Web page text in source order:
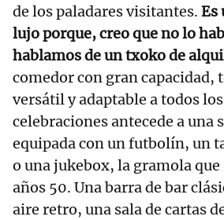
de los paladares visitantes. Es
lujo porque, creo que no lo
hablamos de un txoko de
comedor con gran capacidad,
versátil y adaptable a todos
celebraciones antecede a una
equipada con un futbolín, un
o una jukebox, la gramola que
años 50. Una barra de bar
aire retro, una sala de cartas